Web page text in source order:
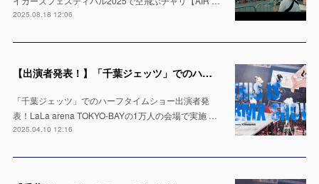
2025.08.18 12:06
【出演者発表！】「千葉ジェッツ」でのハーフタイムショー LaLa arena TOKYO-BAYの1万人の会場で実施 ※4月12日 & 13日
「千葉ジェッツ」でのハーフタイムショー出演者発
表！LaLa arena TOKYO-BAYの1万人の会場で実施 …
2025.04.10 12:16